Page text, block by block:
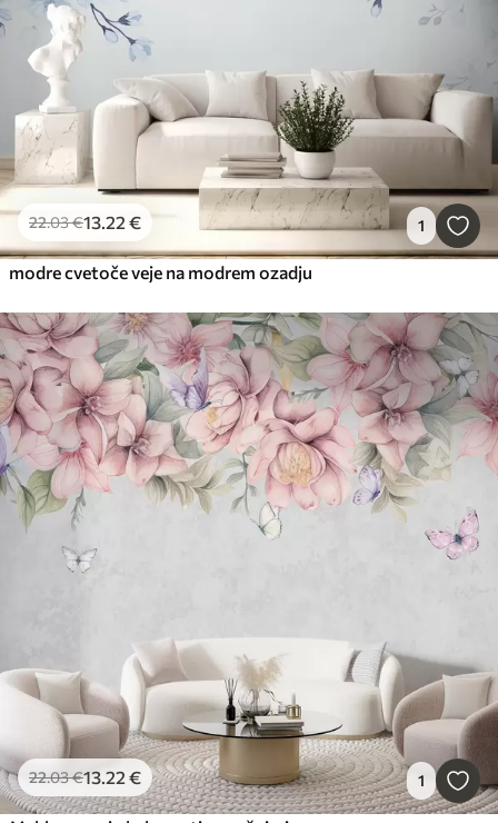
22.03€13.22 € 1
modre cvetoče veje na modrem ozadju
22.03€13.22 € 1